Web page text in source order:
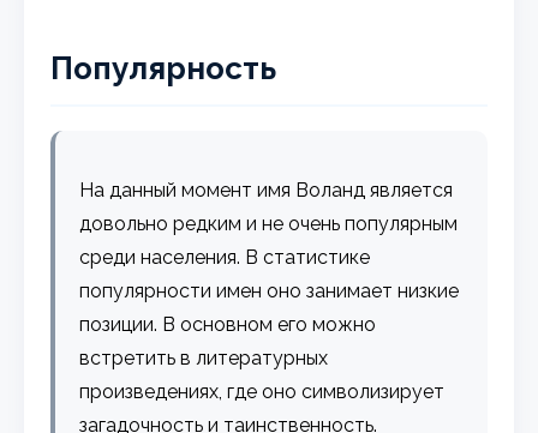
Популярность
На данный момент имя Воланд является
довольно редким и не очень популярным
среди населения. В статистике
популярности имен оно занимает низкие
позиции. В основном его можно
встретить в литературных
произведениях, где оно символизирует
загадочность и таинственность.